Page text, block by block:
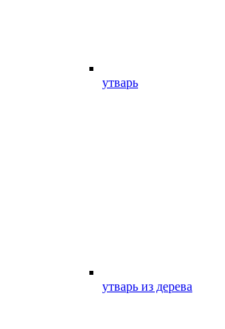
утварь
утварь из дерева